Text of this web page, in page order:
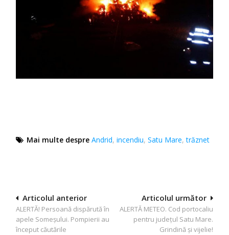
Mai multe despre Andrid,incendiu,Satu Mare,trăznet
Navigare
în
articole
Articolul următor
ALERTĂ METEO. Cod portocaliu
pentru judeţul Satu Mare.
Grindină şi vijelie!
Articolul anterior
ALERTĂ! Persoană dispărută în
apele Someșului. Pompierii au
început căutările